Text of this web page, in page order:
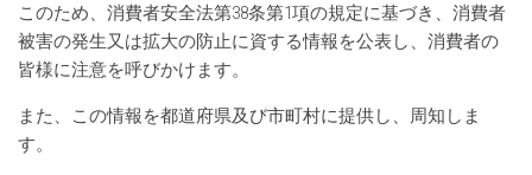
このため、消費者安全法第38条第1項の規定に基づき、消費者
被害の発生又は拡大の防止に資する情報を公表し、消費者の
皆様に注意を呼びかけます。
また、この情報を都道府県及び市町村に提供し、周知しま
す。